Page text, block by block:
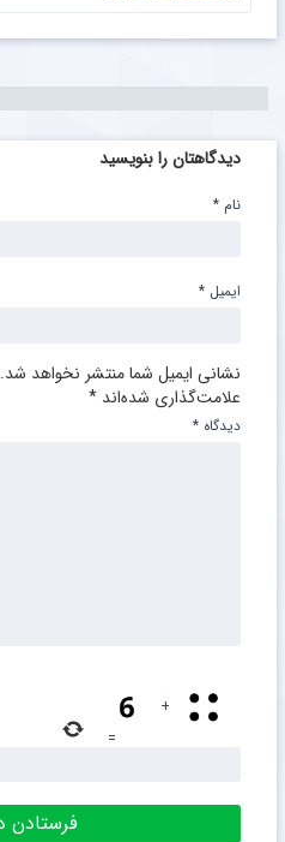
دیدگاهتان را بنویسید
نشانی ایمیل شما منتشر نخواهد شد.
علامت‌گذاری شده‌اند *
دیدگاه *
نام *
ایمیل *
+
=